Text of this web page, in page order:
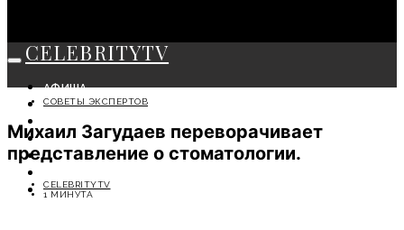
CELEBRITYTV
АФИША
СОБЫТИЯ
КРАСОТА
МОДА
ЛИЧНОСТЬ
СОВЕТЫ ЭКСПЕРТОВ
СОВЕТЫ ЭКСПЕРТОВ
Михаил Загудаев переворачивает
представление о стоматологии.
CELEBRITYTV
1 МИНУТА